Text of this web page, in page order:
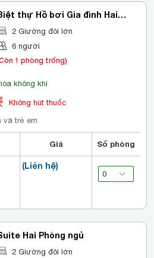
thự Hồ bơi Gia đình Hai
ngủ
2 Giường đôi lớn
6 người
1 phòng trống)
không khí
Không hút thuốc
và trẻ em
Giá Số phòng
(Liên hệ)
Hai Phòng ngủ
2 Giường đôi lớn